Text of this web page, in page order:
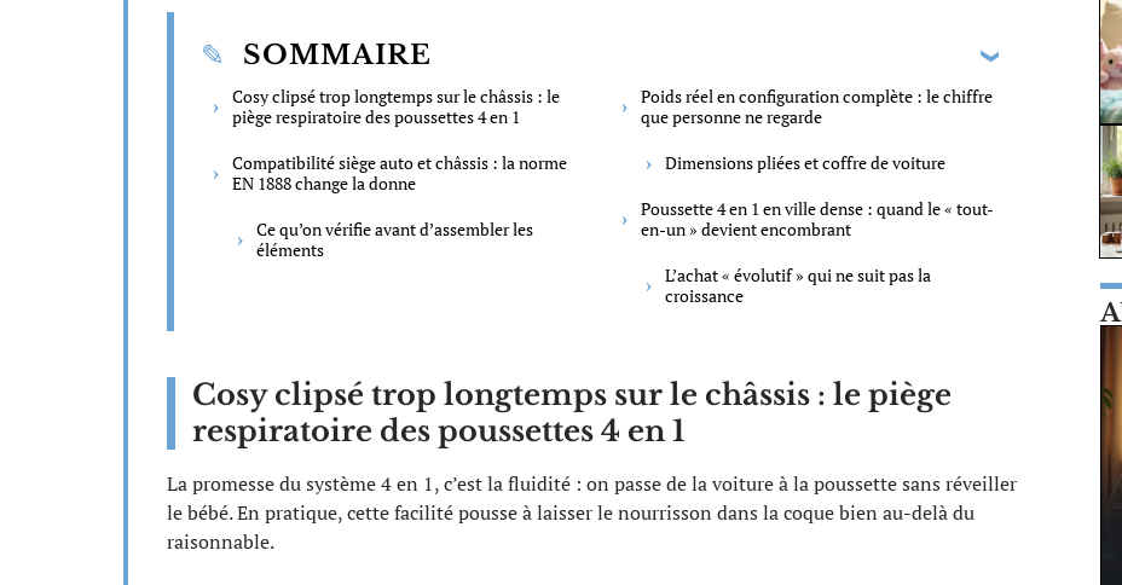
SOMMAIRE
Cosy clipsé trop longtemps sur le châssis : le
piège respiratoire des poussettes 4 en 1
Compatibilité siège auto et châssis : la norme
EN 1888 change la donne
Ce qu’on vérifie avant d’assembler les
éléments
Poids réel en configuration complète : le chiffre
que personne ne regarde
Dimensions pliées et coffre de voiture
Poussette 4 en 1 en ville dense : quand le « tout-
en-un » devient encombrant
L’achat « évolutif » qui ne suit pas la
croissance
Cosy clipsé trop longtemps sur le châssis : le piège
respiratoire des poussettes 4 en 1
La promesse du système 4 en 1, c’est la fluidité : on passe de la voiture à la poussette sans réveiller
le bébé. En pratique, cette facilité pousse à laisser le nourrisson dans la coque bien au-delà du
raisonnable.